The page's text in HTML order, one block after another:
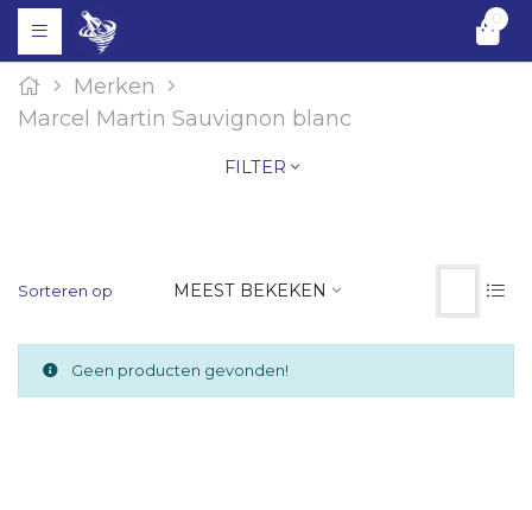
0
Merken
Marcel Martin Sauvignon blanc
FILTER
Sorteren op MEEST BEKEKEN
Geen producten gevonden!